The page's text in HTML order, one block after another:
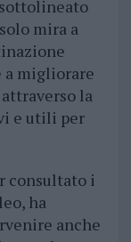
mira a
a migliorare
la
e utili per
consultato i
ha
anche